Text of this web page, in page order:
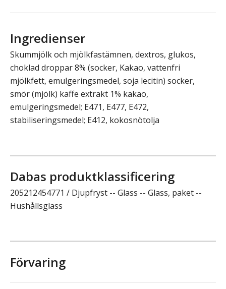
Ingredienser
Skummjölk och mjölkfastämnen, dextros, glukos,
choklad droppar 8% (socker, Kakao, vattenfri
mjölkfett, emulgeringsmedel, soja lecitin) socker,
smör (mjölk) kaffe extrakt 1% kakao,
emulgeringsmedel; E471, E477, E472,
stabiliseringsmedel; E412, kokosnötolja
Dabas produktklassificering
205212454771 / Djupfryst -- Glass -- Glass, paket --
Hushållsglass
Förvaring